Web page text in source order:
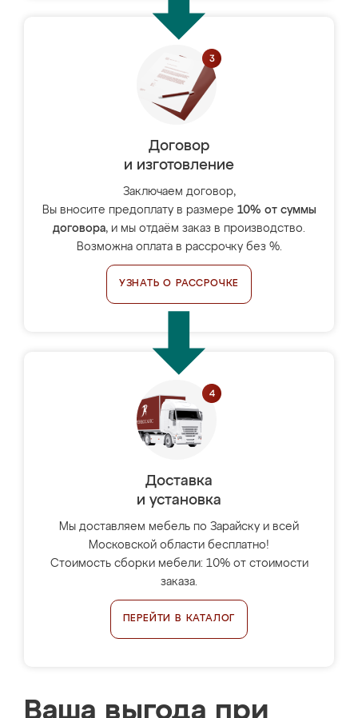
Договор
и изготовление
Заключаем договор,
Вы вносите предоплату в размере 10% от суммы
договора, и мы отдаём заказ в производство.
Возможна оплата в рассрочку без %.
УЗНАТЬ О РАССРОЧКЕ
Доставка
и установка
Мы доставляем мебель по Зарайску и всей
Московской области бесплатно!
Стоимость сборки мебели: 10% от стоимости
заказа.
ПЕРЕЙТИ В КАТАЛОГ
Ваша выгода при